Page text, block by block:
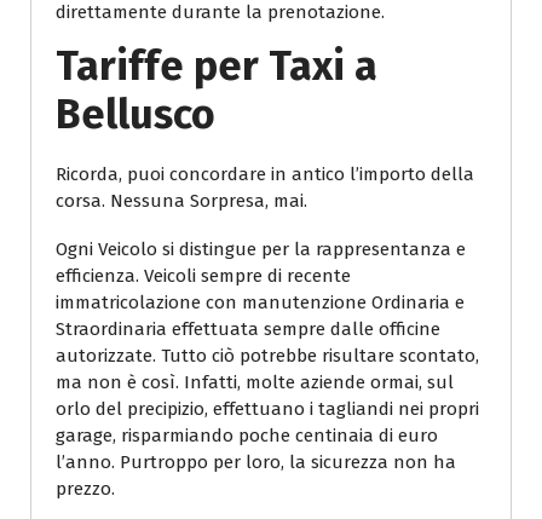
direttamente durante la prenotazione.
Tariffe per Taxi a
Bellusco
Ricorda, puoi concordare in antico l’importo della
corsa. Nessuna Sorpresa, mai.
Ogni Veicolo si distingue per la rappresentanza e
efficienza. Veicoli sempre di recente
immatricolazione con manutenzione Ordinaria e
Straordinaria effettuata sempre dalle officine
autorizzate. Tutto ciò potrebbe risultare scontato,
ma non è così. Infatti, molte aziende ormai, sul
orlo del precipizio, effettuano i tagliandi nei propri
garage, risparmiando poche centinaia di euro
l’anno. Purtroppo per loro, la sicurezza non ha
prezzo.